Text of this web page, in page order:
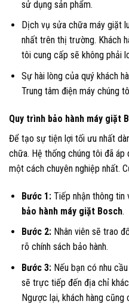
sử dụng sản phẩm.
Dịch vụ sửa chữa máy giặt
nhất trên thị trường. Khách
tôi cung cấp sẽ không phải
Sự hài lòng của quý khách
Trung tâm điện máy chúng
Quy trình bảo hành máy giặt
Để tạo sự tiện lợi tối ưu nhất
chữa. Hệ thống chúng tôi đã
một cách chuyên nghiệp nhất.
Bước 1: Tiếp nhận thông tin
bảo hành máy giặt Bosch.
Bước 2: Nhân viên sẽ trao
rõ chính sách bảo hành.
Bước 3:Nếu bạn có nhu
sẽ trực tiếp đến địa chỉ
Ngược lại, khách hàng